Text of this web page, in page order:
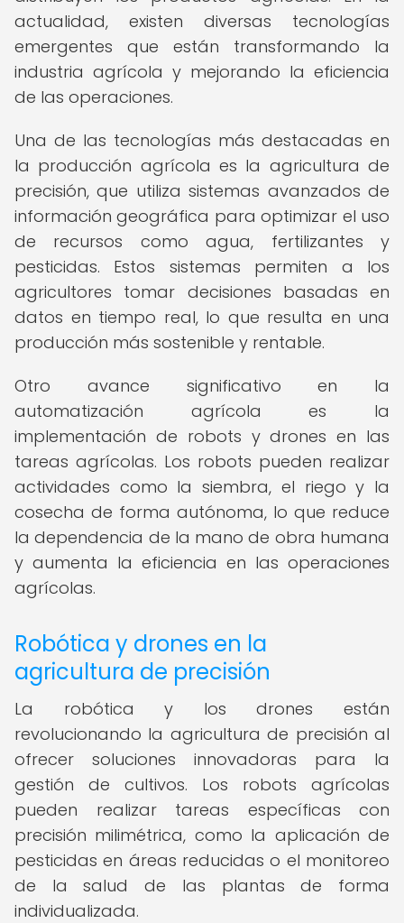
actualidad, existen diversas tecnologías
emergentes que están transformando la
industria agrícola y mejorando la eficiencia
de las operaciones.
Una de las tecnologías más destacadas en
la producción agrícola es la agricultura de
precisión, que utiliza sistemas avanzados de
información geográfica para optimizar el uso
de recursos como agua, fertilizantes y
pesticidas. Estos sistemas permiten a los
agricultores tomar decisiones basadas en
datos en tiempo real, lo que resulta en una
producción más sostenible y rentable.
Otro avance significativo en la
automatización agrícola es la
implementación de robots y drones en las
tareas agrícolas. Los robots pueden realizar
actividades como la siembra, el riego y la
cosecha de forma autónoma, lo que reduce
la dependencia de la mano de obra humana
y aumenta la eficiencia en las operaciones
agrícolas.
Robótica y drones en la
agricultura de precisión
La robótica y los drones están
revolucionando la agricultura de precisión al
ofrecer soluciones innovadoras para la
gestión de cultivos. Los robots agrícolas
pueden realizar tareas específicas con
precisión milimétrica, como la aplicación de
pesticidas en áreas reducidas o el monitoreo
de la salud de las plantas de forma
individualizada.